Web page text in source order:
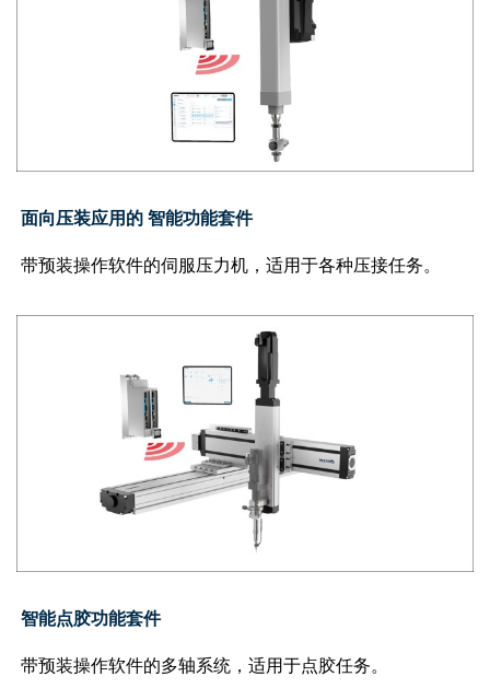
面向压装应用的 智能功能套件
带预装操作软件的伺服压力机，适用于各种压接任务。
智能点胶功能套件
带预装操作软件的多轴系统，适用于点胶任务。